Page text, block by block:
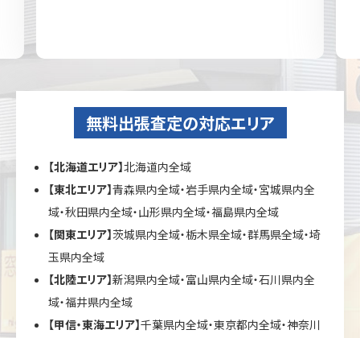
無料出張査定の対応エリア
【北海道エリア】北海道内全域
【東北エリア】青森県内全域・岩手県内全域・宮城県内全
域・秋田県内全域・山形県内全域・福島県内全域
【関東エリア】茨城県内全域・栃木県全域・群馬県全域・埼
玉県内全域
【北陸エリア】新潟県内全域・富山県内全域・石川県内全
域・福井県内全域
【甲信・東海エリア】千葉県内全域・東京都内全域・神奈川